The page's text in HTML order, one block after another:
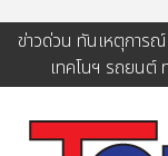
ข่าวด่วน ทันเหตุการ
เทคโนฯ รถยนต์